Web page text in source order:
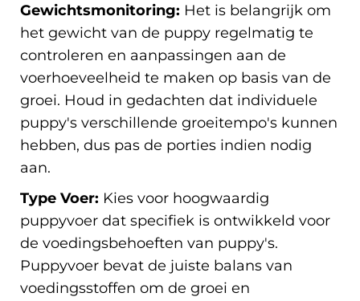
Gewichtsmonitoring: Het is belangrijk om
het gewicht van de puppy regelmatig te
controleren en aanpassingen aan de
voerhoeveelheid te maken op basis van de
groei. Houd in gedachten dat individuele
puppy's verschillende groeitempo's kunnen
hebben, dus pas de porties indien nodig
aan.
Type Voer: Kies voor hoogwaardig
puppyvoer dat specifiek is ontwikkeld voor
de voedingsbehoeften van puppy's.
Puppyvoer bevat de juiste balans van
voedingsstoffen om de groei en